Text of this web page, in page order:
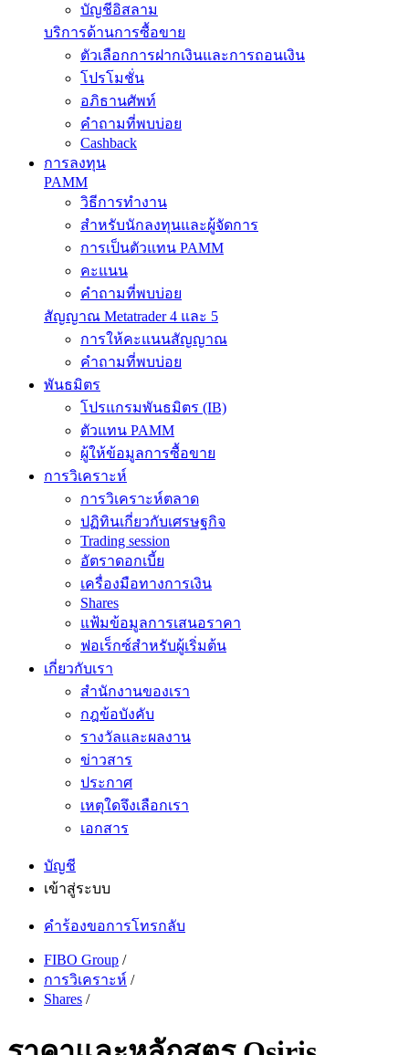
บัญชีอิสลาม
บริการด้านการซื้อขาย
ตัวเลือกการฝากเงินและการถอนเงิน
โปรโมชั่น
อภิธานศัพท์
คำถามที่พบบ่อย
Cashback
การลงทุน
PAMM
วิธีการทำงาน
สำหรับนักลงทุนและผู้จัดการ
การเป็นตัวแทน PAMM
คะแนน
คำถามที่พบบ่อย
สัญญาณ Metatrader 4 และ 5
การให้คะแนนสัญญาณ
คำถามที่พบบ่อย
พันธมิตร
โปรแกรมพันธมิตร (IB)
ตัวแทน PAMM
ผู้ให้ข้อมูลการซื้อขาย
การวิเคราะห์
การวิเคราะห์ตลาด
ปฏิทินเกี่ยวกับเศรษฐกิจ
Trading session
อัตราดอกเบี้ย
เครื่องมือทางการเงิน
Shares
แฟ้มข้อมูลการเสนอราคา
ฟอเร็กซ์สำหรับผู้เริ่มต้น
เกี่ยวกับเรา
สำนักงานของเรา
กฎข้อบังคับ
รางวัลและผลงาน
ข่าวสาร
ประกาศ
เหตุใดจึงเลือกเรา
เอกสาร
บัญชี
เข้าสู่ระบบ
คำร้องขอการโทรกลับ
FIBO Group /
การวิเคราะห์ /
Shares /